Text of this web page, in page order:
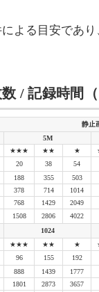
よる目安であ
/ 記録時間
静止
5M
★★★ ★★ ★
20 38
54
188 355
503
378 714
1014
768 1429
2049
1508 2806
4022
1024
★★★ ★★ ★
96 155
192
888 1439
1777
1801 2873
3657